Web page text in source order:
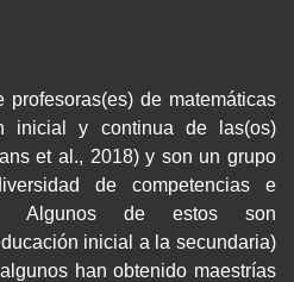
profesoras(es) de matemáticas
inicial y continua de las(os)
et al., 2018) y son un grupo
de competencias e
Algunos de estos son
inicial a la secundaria)
han obtenido maestrías